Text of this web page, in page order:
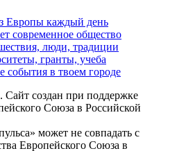
Европы каждый день
современное общество
люди, традиции
гранты, учеба
события в твоем городе
Сайт создан при поддержке
Союза в Российской
может не совпадать с
Европейского Союза в